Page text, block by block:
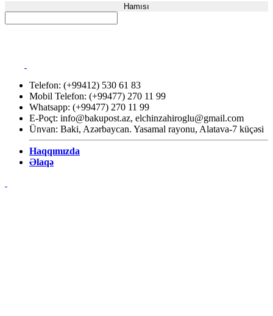
Hamısı
Telefon: (+99412) 530 61 83
Mobil Telefon: (+99477) 270 11 99
Whatsapp: (+99477) 270 11 99
E-Poçt: info@bakupost.az, elchinzahiroglu@gmail.com
Ünvan: Baki, Azərbaycan. Yasamal rayonu, Alatava-7 küçəsi
Haqqımızda
Əlaqə